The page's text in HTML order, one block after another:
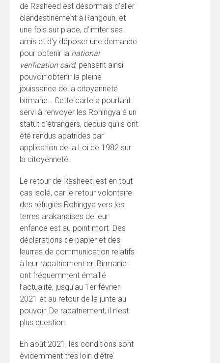
de Rasheed est désormais d’aller
clandestinement à Rangoun, et
une fois sur place, d’imiter ses
amis et d’y déposer une demande
pour obtenir la national
verification card, pensant ainsi
pouvoir obtenir la pleine
jouissance de la citoyenneté
birmane… Cette carte a pourtant
servi à renvoyer les Rohingya à un
statut d’étrangers, depuis qu’ils ont
été rendus apatrides par
application de la Loi de 1982 sur
la citoyenneté.
Le retour de Rasheed est en tout
cas isolé, car le retour volontaire
des réfugiés Rohingya vers les
terres arakanaises de leur
enfance est au point mort. Des
déclarations de papier et des
leurres de communication relatifs
à leur rapatriement en Birmanie
ont fréquemment émaillé
l’actualité, jusqu’au 1er février
2021 et au retour de la junte au
pouvoir. De rapatriement, il n’est
plus question.
En août 2021, les conditions sont
évidemment très loin d’être